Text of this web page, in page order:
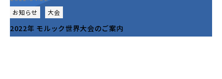
お知らせ
大会
2022年 モルック世界大会のご案内